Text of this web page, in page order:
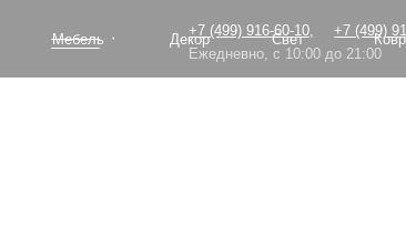
+7 (499) 916-60-66
+7 (499) 916-60-10,
Ежедневно, с 10:00 до 21:00
Свет
Декор
Мебель Ковры